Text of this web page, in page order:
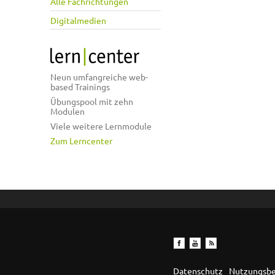
Digitalmedien
Neun umfangreiche web-
based Trainings
Übungspool mit zehn
Modulen
Viele weitere Lernmodule
Zum Lerncenter
Datenschutz